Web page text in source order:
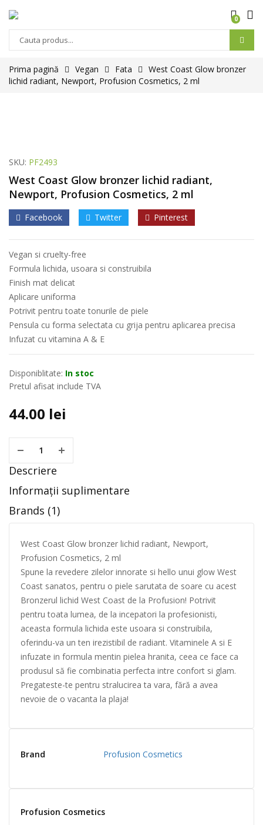
0
Prima pagină Vegan Fata
West Coast Glow bronzer
lichid radiant, Newport, Profusion Cosmetics, 2 ml
SKU: PF2493
West Coast Glow bronzer lichid radiant,
Newport, Profusion Cosmetics, 2 ml
Facebook Twitter Pinterest
Vegan si cruelty-free
Formula lichida, usoara si construibila
Finish mat delicat
Aplicare uniforma
Potrivit pentru toate tonurile de piele
Pensula cu forma selectata cu grija pentru aplicarea precisa
Infuzat cu vitamina A & E
Disponiblitate: In stoc
Pretul afisat include TVA
44.00 lei
Descriere
Informații suplimentare
Brands (1)
West Coast Glow bronzer lichid radiant, Newport,
Profusion Cosmetics, 2 ml
Spune la revedere zilelor innorate si hello unui glow West
Coast sanatos, pentru o piele sarutata de soare cu acest
Bronzerul lichid West Coast de la Profusion! Potrivit
pentru toata lumea, de la incepatori la profesionisti,
aceasta formula lichida este usoara si construibila,
oferindu-va un ten irezistibil de radiant. Vitaminele A si E
infuzate in formula mentin pielea hranita, ceea ce face ca
produsul să fie combinatia perfecta intre confort si glam.
Pregateste-te pentru stralucirea ta vara, fără a avea
nevoie de o vacanta la plaja!
Brand Profusion Cosmetics
Profusion Cosmetics